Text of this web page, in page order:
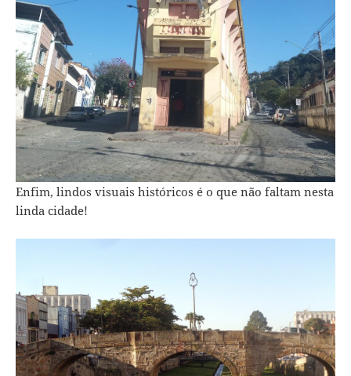
Enfim, lindos visuais históricos é o que não faltam nesta
linda cidade!